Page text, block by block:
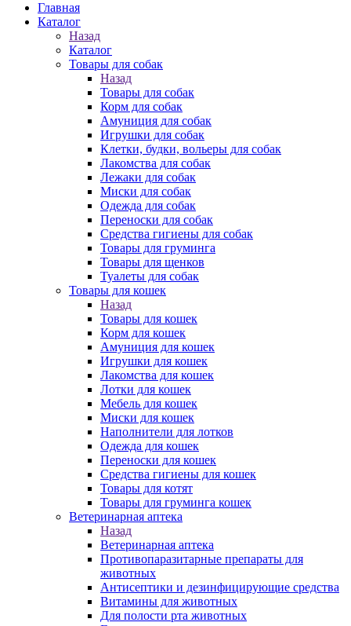
Главная
Каталог
Назад
Каталог
Товары для собак
Назад
Товары для собак
Корм для собак
Амуниция для собак
Игрушки для собак
Клетки, будки, вольеры для собак
Лакомства для собак
Лежаки для собак
Миски для собак
Одежда для собак
Переноски для собак
Средства гигиены для собак
Товары для груминга
Товары для щенков
Туалеты для собак
Товары для кошек
Назад
Товары для кошек
Корм для кошек
Амуниция для кошек
Игрушки для кошек
Лакомства для кошек
Лотки для кошек
Мебель для кошек
Миски для кошек
Наполнители для лотков
Одежда для кошек
Переноски для кошек
Средства гигиены для кошек
Товары для котят
Товары для груминга кошек
Ветеринарная аптека
Назад
Ветеринарная аптека
Противопаразитарные препараты для
животных
Антисептики и дезинфицирующие средства
Витамины для животных
Для полости рта животных